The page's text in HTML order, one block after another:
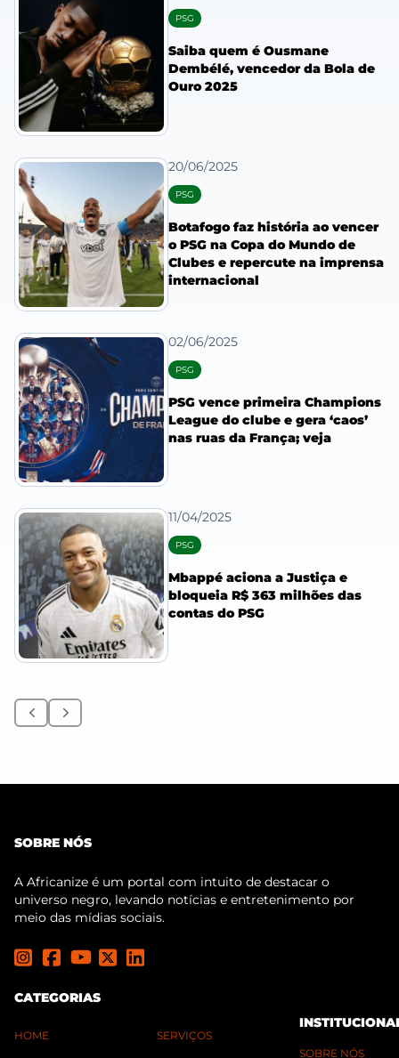
PSG
Saiba quem é Ousmane
Dembélé, vencedor da Bola de
Ouro 2025
20/06/2025
PSG
Botafogo faz história ao vencer
o PSG na Copa do Mundo de
Clubes e repercute na imprensa
internacional
02/06/2025
PSG
PSG vence primeira Champions
League do clube e gera ‘caos’
nas ruas da França; veja
11/04/2025
PSG
Mbappé aciona a Justiça e
bloqueia R$ 363 milhões das
contas do PSG
AnteriorPróximo
SOBRE NÓS
A Africanize é um portal com intuito de destacar o
universo negro, levando notícias e entretenimento por
meio das mídias sociais.
CATEGORIAS
HOME SERVIÇOS
SOBRE NÓS